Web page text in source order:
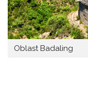
Oblast Badaling